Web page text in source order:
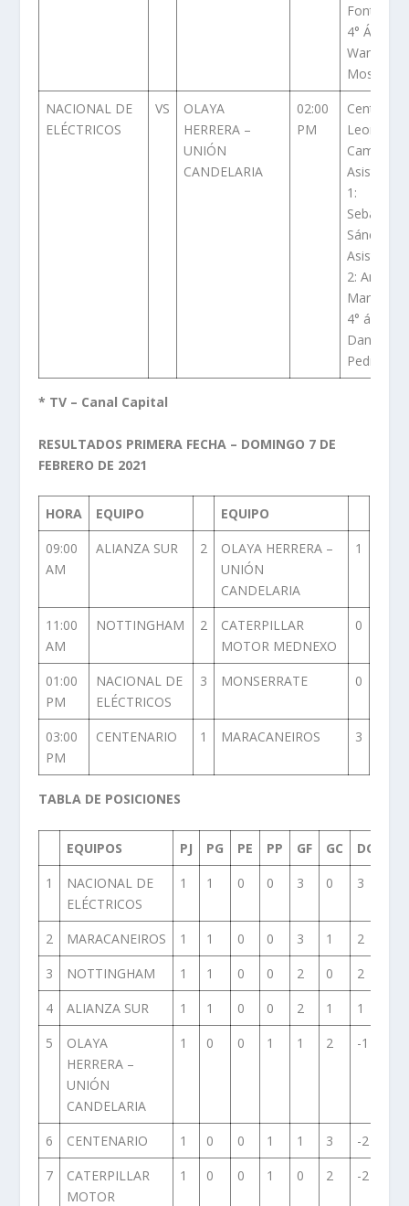
Fontalvo
4° Árbitro:
Wander
Mosquera
NACIONAL DE
ELÉCTRICOS
VS
OLAYA
HERRERA –
UNIÓN
CANDELARIA
02:00
PM
Central:
Leonardo
Camargo
Asistente
1:
Sebastián
Sánchez
Asistente
2: Andrés
Martínez
4° árbitro:
Daniel
Pedrozo
* TV – Canal Capital
RESULTADOS PRIMERA FECHA – DOMINGO 7 DE
FEBRERO DE 2021
HORA EQUIPO
EQUIPO
09:00
AM
ALIANZA SUR 2
OLAYA HERRERA –
UNIÓN
CANDELARIA
1
11:00
AM
NOTTINGHAM 2
CATERPILLAR
MOTOR MEDNEXO
0
01:00
PM
NACIONAL DE
ELÉCTRICOS
3 MONSERRATE 0
03:00
PM
CENTENARIO 1 MARACANEIROS 3
TABLA DE POSICIONES
EQUIPOS PJ PG PE PP GF GC DG
1
NACIONAL DE
ELÉCTRICOS
1 1 0 0 3 0 3
2 MARACANEIROS 1 1 0 0 3 1 2
3
NOTTINGHAM 1 1 0 0 2 0 2
4
ALIANZA SUR 1 1 0 0 2 1 1
5
OLAYA
HERRERA –
UNIÓN
CANDELARIA
1 0 0 1 1 2 -1
6 CENTENARIO 1 0 0 1 1 3 -2
7
CATERPILLAR
MOTOR
1 0 0 1 0 2 -2